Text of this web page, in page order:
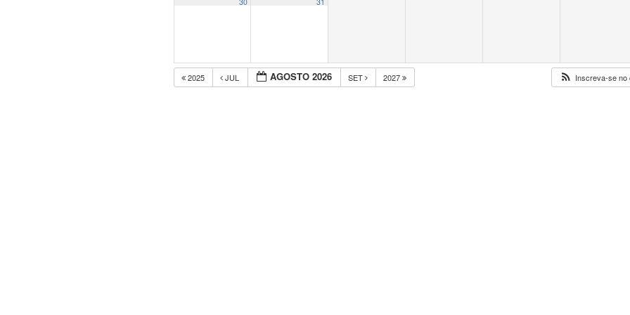
2025 JUL AGOSTO 2026 SET 2027 Inscreva-se no